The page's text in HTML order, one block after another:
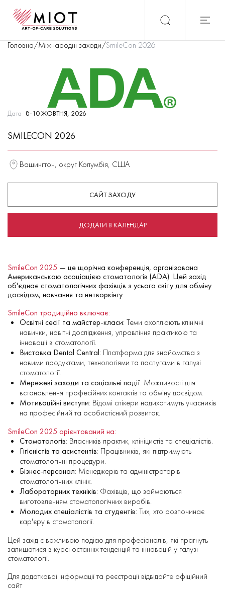
Головна/Міжнародні заходи/SmileCon 2026
Дата 8-10 ЖОВТНЯ, 2026
SMILECON 2026
Вашингтон, округ Колумбія, США
САЙТ ЗАХОДУ
ДОДАТИ В КАЛЕНДАР
SmileCon 2025 — це щорічна конференція, організована
Американською асоціацією стоматологів (ADA). Цей захід
об'єднає стоматологічних фахівців з усього світу для обміну
досвідом, навчання та нетворкінгу.
SmileCon традиційно включає:
Освітні сесії та майстер-класи: Теми охоплюють клінічні
навички, новітні дослідження, управління практикою та
інновації в стоматології.
Виставка Dental Central: Платформа для знайомства з
новими продуктами, технологіями та послугами в галузі
стоматології.
Мережеві заходи та соціальні події: Можливості для
встановлення професійних контактів та обміну досвідом.
Мотиваційні виступи: Відомі спікери надихатимуть учасників
на професійний та особистісний розвиток.
SmileCon 2025 орієнтований на:
Стоматологів: Власників практик, клініцистів та спеціалістів.
Гігієністів та асистентів: Працівників, які підтримують
стоматологічні процедури.
Бізнес-персонал: Менеджерів та адміністраторів
стоматологічних клінік.
Лабораторних техніків: Фахівців, що займаються
виготовленням стоматологічних виробів.
Молодих спеціалістів та студентів: Тих, хто розпочинає
кар'єру в стоматології.
Цей захід є важливою подією для професіоналів, які прагнуть
залишатися в курсі останніх тенденцій та інновацій у галузі
стоматології.
Для додаткової інформації та реєстрації відвідайте офіційний
сайт